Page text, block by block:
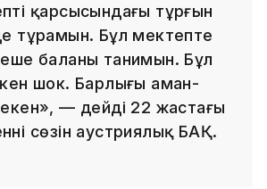
қарсысындағы тұрғын
тұрамын. Бұл мектепте
баланы танимын. Бұл
шок. Барлығы аман-
— дейді 22 жастағы
сөзін аустриялық БАҚ.